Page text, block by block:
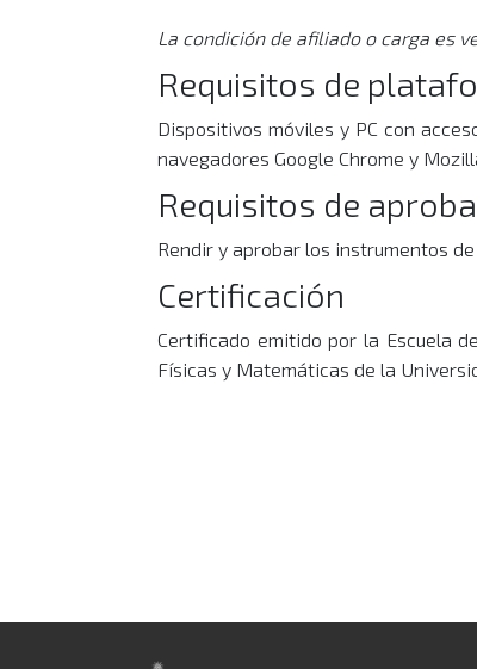
La condición de afiliado o carga es
Requisitos de
Dispositivos móviles y PC con
navegadores Google Chrome y
Requisitos de
Rendir y aprobar los instrumentos
Certificación
Certificado emitido por la Escuela
Físicas y Matemáticas de la